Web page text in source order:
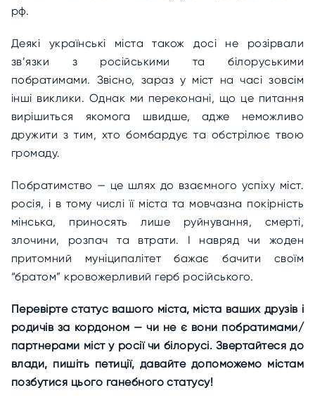
рф.
Деякі українські міста також досі не розірвали
зв’язки з російськими та білоруськими
побратимами. Звісно, зараз у міст на часі зовсім
інші виклики. Однак ми переконані, що це питання
вирішиться якомога швидше, адже неможливо
дружити з тим, хто бомбардує та обстрілює твою
громаду.
Побратимство — це шлях до взаємного успіху міст.
росія, і в тому числі її міста та мовчазна покірність
мінська, приносять лише руйнування, смерті,
злочини, розпач та втрати. І навряд чи жоден
притомний муніципалітет бажає бачити своїм
“братом” кровожерливий герб російського.
Перевірте статус вашого міста, міста ваших друзів і
родичів за кордоном — чи не є вони побратимами/
партнерами міст у росії чи білорусі. Звертайтеся до
влади, пишіть петиції, давайте допоможемо містам
позбутися цього ганебного статусу!